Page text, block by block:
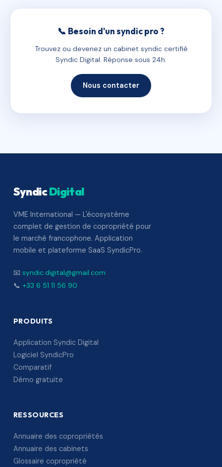
📞 Besoin d'un syndic pro ?
Trouvez ou devenez un cabinet syndic certifié
Syndic Digital. Réponse sous 24h.
Nous contacter
SyndicDigital
VME International — L'écosystème
complet de gestion de copropriété pour
le marché francophone. Application
mobile et plateforme SaaS SyndicPro.
📧 syndic.digital@gmail.com
📞 +33 6 51 11 56 90
PRODUITS
Application Syndic Digital
Logiciel SyndicPro
Comparatif
Démo gratuite
RESSOURCES
Annuaire des copropriétés
Annuaire des cabinets
Glossaire copropriété